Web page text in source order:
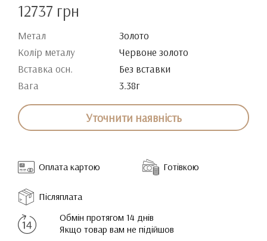
12737 грн
Метал
Золото
Колір металу
Червоне золото
Вставка осн.
Без вставки
Вага
3.38г
Уточнити наявність
Оплата картою Готівкою
Післяплата
Обмін протягом 14 днів
Якщо товар вам не підійшов